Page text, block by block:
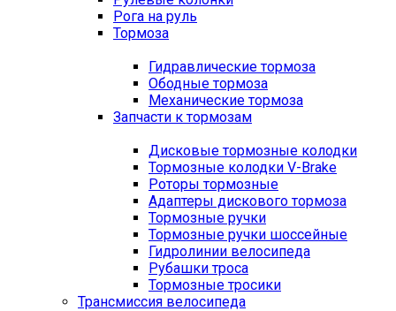
Рога на руль
Тормоза
Гидравлические тормоза
Ободные тормоза
Механические тормоза
Запчасти к тормозам
Дисковые тормозные колодки
Тормозные колодки V-Brake
Роторы тормозные
Адаптеры дискового тормоза
Тормозные ручки
Тормозные ручки шоссейные
Гидролинии велосипеда
Рубашки троса
Тормозные тросики
Трансмиссия велосипеда